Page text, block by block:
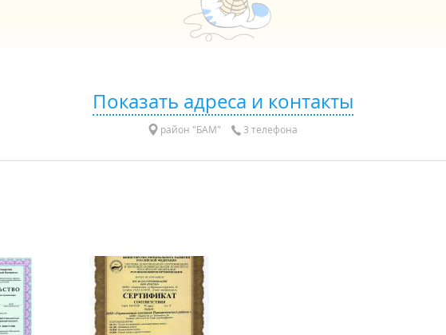
Показать адреса и контакты
район "БАМ" 3 телефона